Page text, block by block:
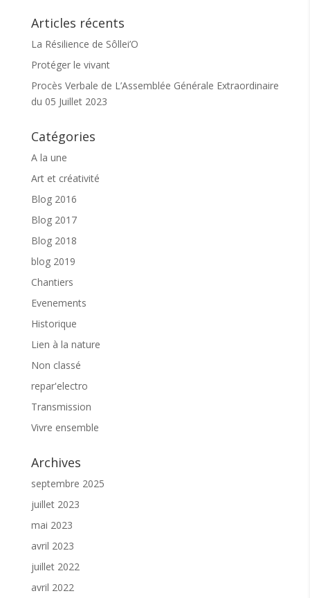
québécoise Anne Barth a su capter de façon
enseignants stagiaires et les enfants.
Articles récents
La Résilience de Sôllei’O
Protéger le vivant
Procès Verbale de L’Assemblée Générale Extraordinaire
du 05 Juillet 2023
Catégories
A la une
Art et créativité
Blog 2016
Blog 2017
Blog 2018
blog 2019
Chantiers
Evenements
Historique
Lien à la nature
Non classé
repar'electro
Transmission
Vivre ensemble
Archives
septembre 2025
juillet 2023
mai 2023
avril 2023
juillet 2022
avril 2022